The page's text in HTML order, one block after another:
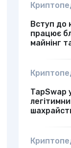
Вступ до
працює
майнінг
TapSwap